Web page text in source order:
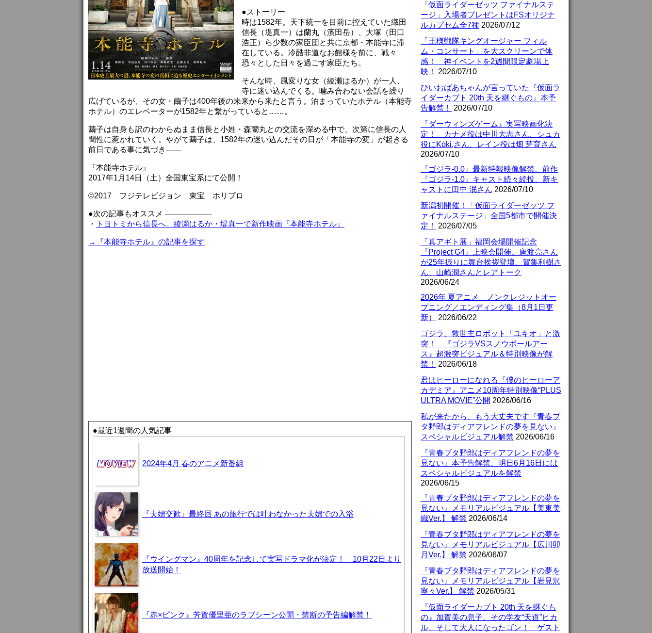
●ストーリー
時は1582年。天下統一を目前に控えていた織田
信長（堤真一）は蘭丸（濱田岳）、大塚（田口
浩正）ら少数の家臣団と共に京都・本能寺に滞
在している。冷酷非道なお館様を前に、戦々
恐々とした日々を過ごす家臣たち。
そんな時、風変りな女（綾瀬はるか）が一人、
寺に迷い込んでくる。噛み合わない会話を繰り
広げているが、その女・繭子は400年後の未来から来たと言う。泊まっていたホテル（本能寺
ホテル）のエレベーターが1582年と繋がっていると……。
繭子は自身も訳のわからぬまま信長と小姓・森蘭丸との交流を深める中で、次第に信長の人
間性に惹かれていく。やがて繭子は、1582年の迷い込んだその日が「本能寺の変」が起きる
前日である事に気づき――
『本能寺ホテル』
2017年1月14日（土）全国東宝系にて公開！
©2017 フジテレビジョン 東宝 ホリプロ
●次の記事もオススメ ——————
・
トヨトミから信長へ。綾瀬はるか・堤真一で新作映画『本能寺ホテル』
→『本能寺ホテル』の記事を探す
●最近1週間の人気記事
2024年4月 春のアニメ新番組
『夫婦交歓』最終回 あの旅行では叶わなかった夫婦での入浴
『ウイングマン』40周年を記念して実写ドラマ化が決定！ 10月22日より
放送開始！
『赤×ピンク』芳賀優里亜のラブシーン公開・禁断の予告編解禁！
「仮面ライダーゼッツ ファイナルステ
ージ」入場者プレゼントはFSオリジナ
ルカプセム全7種 2026/07/12
「王様戦隊キングオージャー フィル
ム・コンサート」を大スクリーンで体
感！ 神イベントを2週間限定劇場上
映！
2026/07/10
ひいおばあちゃんが言っていた『仮面ラ
イダーカブト 20th 天を継ぐもの』本予
告解禁！
2026/07/10
『ダーウィンズゲーム』実写映画化決
定！ カナメ役は中川大志さん、シュカ
役にKōki,さん、レイン役は畑 芽育さん
2026/07/10
『ゴジラ-0.0』最新特報映像解禁、前作
『ゴジラ-1.0』キャスト続々続投、新キ
ャストに田中 泯さん 2026/07/10
新潟初開催！「仮面ライダーゼッツ フ
ァイナルステージ」全国5都市で開催決
定！
2026/07/05
「真アギト展」福岡会場開催記念
『Project G4』上映会開催。唐渡亮さん
が25年振りに舞台挨拶登壇、賀集利樹さ
ん、山崎潤さんとレアトーク
2026/06/24
2026年 夏アニメ ノンクレジットオー
プニング／エンディング集（8月1日更
新）
2026/06/22
ゴジラ、救世主ロボット「ユキオ」と激
突！ 『ゴジラVSスノウボールアー
ス』超激突ビジュアル＆特別映像が解
禁！
2026/06/18
君はヒーローになれる『僕のヒーローア
カデミア』アニメ10周年特別映像“PLUS
ULTRA MOVIE”公開 2026/06/16
私が来たから、もう大丈夫です『青春ブ
タ野郎はディアフレンドの夢を見ない』
スペシャルビジュアル解禁 2026/06/16
『青春ブタ野郎はディアフレンドの夢を
見ない』本予告解禁、明日6月16日には
スペシャルビジュアルを解禁
2026/06/15
『青春ブタ野郎はディアフレンドの夢を
見ない』メモリアルビジュアル【美東美
織Ver.】 解禁 2026/06/14
『青春ブタ野郎はディアフレンドの夢を
見ない』メモリアルビジュアル【広川卯
月Ver.】 解禁 2026/06/07
『青春ブタ野郎はディアフレンドの夢を
見ない』メモリアルビジュアル【岩見沢
寧々Ver.】 解禁 2026/05/31
『仮面ライダーカブト 20th 天を継ぐも
の』加賀美の息子、その学友“天道”ヒカ
ル、そして大人になったゴン！ ゲスト